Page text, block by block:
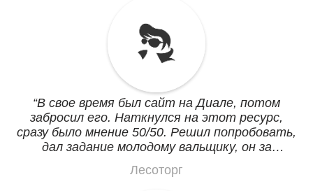
В свое время был сайт на Диале, потом
забросил его. Наткнулся на этот ресурс,
сразу было мнение 50/50. Решил попробовать,
дал задание молодому вальщику, он за
хватает, просто и понятно что делать и как
Лесоторг